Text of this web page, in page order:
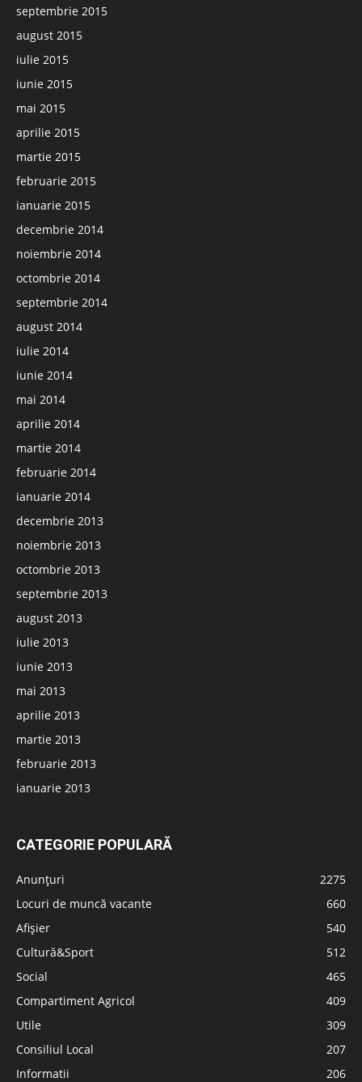
septembrie 2015
august 2015
iulie 2015
iunie 2015
mai 2015
aprilie 2015
martie 2015
februarie 2015
ianuarie 2015
decembrie 2014
noiembrie 2014
octombrie 2014
septembrie 2014
august 2014
iulie 2014
iunie 2014
mai 2014
aprilie 2014
martie 2014
februarie 2014
ianuarie 2014
decembrie 2013
noiembrie 2013
octombrie 2013
septembrie 2013
august 2013
iulie 2013
iunie 2013
mai 2013
aprilie 2013
martie 2013
februarie 2013
ianuarie 2013
CATEGORIE POPULARĂ
Anunțuri
2275
Locuri de muncă vacante
660
Afișier
540
Cultură&Sport
512
Social
465
Compartiment Agricol
409
Utile
309
Consiliul Local
207
Informatii
206